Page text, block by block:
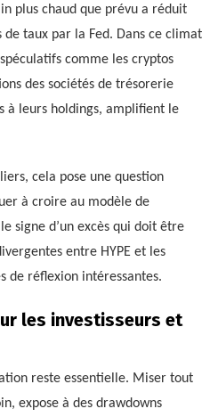
plus chaud que prévu a réduit
de taux par la Fed. Dans ce climat
comme les cryptos
des sociétés de trésorerie
à leurs holdings, amplifient le
cela pose une question
à croire au modèle de
signe d’un excès qui doit être
entre HYPE et les
de réflexion intéressantes.
les investisseurs et
reste essentielle. Miser tout
expose à des drawdowns